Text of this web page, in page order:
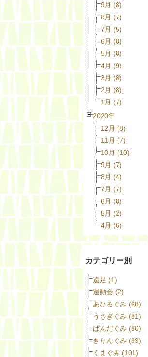
9月 (8)
8月 (7)
7月 (5)
6月 (8)
5月 (8)
4月 (9)
3月 (8)
2月 (8)
1月 (7)
2020年
12月 (8)
11月 (7)
10月 (10)
9月 (7)
8月 (4)
7月 (7)
6月 (8)
5月 (2)
4月 (6)
カテゴリー別
遠足 (1)
運動会 (2)
あひるぐみ (68)
うさぎぐみ (81)
ぱんだぐみ (80)
きりんぐみ (89)
くまぐみ (101)